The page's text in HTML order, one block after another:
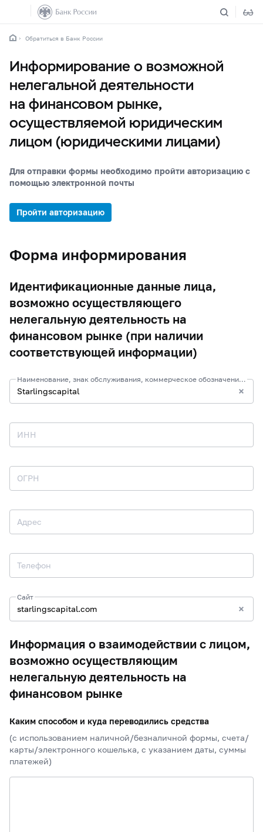
Обратиться в Банк России
Информирование о возможной
нелегальной деятельности
на финансовом рынке,
осуществляемой юридическим
лицом (юридическими лицами)
Для отправки формы необходимо пройти авторизацию с
помощью электронной почты
Пройти авторизацию
Форма информирования
Идентификационные данные лица,
возможно осуществляющего
нелегальную деятельность на
финансовом рынке (при наличии
соответствующей информации)
Наименование, знак обслуживания, коммерческое обозначение и иные средства индивидуализации
ИНН
ОГРН
Адрес
Телефон
Сайт
Информация о взаимодействии с лицом,
возможно осуществляющим
нелегальную деятельность на
финансовом рынке
Каким способом и куда переводились средства
(с использованием наличной/безналичной формы, счета/
карты/электронного кошелька, с указанием даты, суммы
платежей)